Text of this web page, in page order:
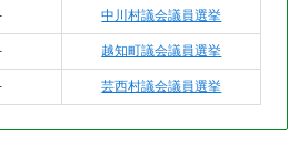
中川村議会議員選挙
越知町議会議員選挙
芸西村議会議員選挙